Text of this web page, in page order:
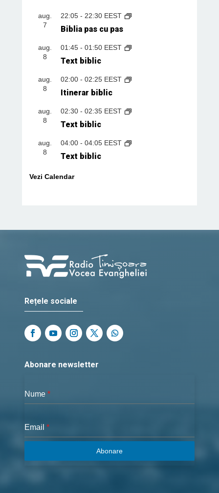
aug.
7
22:05- 22:30 EEST
Biblia pas cu pas
aug.
8
01:45- 01:50 EEST
Text biblic
aug.
8
02:00- 02:25 EEST
Itinerar biblic
aug.
8
02:30- 02:35 EEST
Text biblic
aug.
8
04:00- 04:05 EEST
Text biblic
Vezi Calendar
Rețele sociale
Abonare newsletter
Nume *
Email *
Abonare